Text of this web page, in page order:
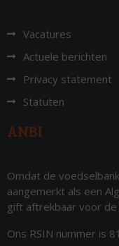
Vacatures
Actuele berichten
Privacy statement
Statuten
ANBI
Omdat de
aangemerkt als een
gift aftrekbaar voor de
Ons RSIN nummer is